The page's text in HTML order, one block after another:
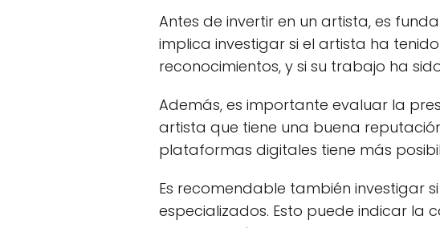
Antes de invertir en un artista, es
implica investigar si el artista ha
reconocimientos, y si su trabajo ha
Además, es importante evaluar la
artista que tiene una buena
plataformas digitales tiene más
Es recomendable también investigar
especializados. Esto puede indicar la